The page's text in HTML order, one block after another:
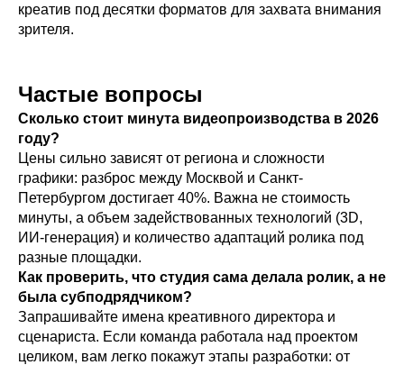
креатив под десятки форматов для захвата внимания
зрителя.
Частые вопросы
Сколько стоит минута видеопроизводства в 2026
году?
Цены сильно зависят от региона и сложности
графики: разброс между Москвой и Санкт-
Петербургом достигает 40%. Важна не стоимость
минуты, а объем задействованных технологий (3D,
ИИ-генерация) и количество адаптаций ролика под
разные площадки.
Как проверить, что студия сама делала ролик, а не
была субподрядчиком?
Запрашивайте имена креативного директора и
сценариста. Если команда работала над проектом
целиком, вам легко покажут этапы разработки: от